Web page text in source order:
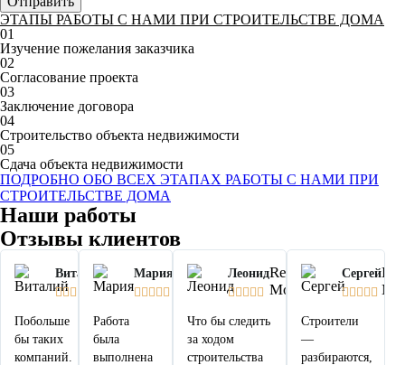
ЭТАПЫ РАБОТЫ С НАМИ ПРИ СТРОИТЕЛЬСТВЕ ДОМА
01
Изучение пожелания заказчика
02
Согласование проекта
03
Заключение договора
04
Строительство объекта недвижимости
05
Сдача объекта недвижимости
ПОДРОБНО ОБО ВСЕХ ЭТАПАХ РАБОТЫ С НАМИ ПРИ
СТРОИТЕЛЬСТВЕ ДОМА
Наши работы
Отзывы клиентов
Виталий
 
Read
More
Побольше
бы таких
компаний.
Мария
    
Read
More
Работа
была
выполнена
Леонид
    
Read
More
Что бы следить
за ходом
строительства
Сергей
    
Строители
—
разбираются,